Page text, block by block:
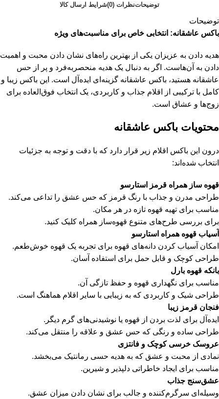
توضیحاتنظرات (0) شرایط ارسال کالا
توضیحات
باکس عاشقانه: انتخابی خاص برای مناسبت‌های ویژه
هدیه دادن به عزیزان یکی از بهترین راه‌های نشان دادن محبت و اهمیت
دادن به آن‌هاست. اگر به دنبال یک هدیه منحصربه‌فرد و پر از حس
عاشقانه هستید، باکس عاشقانه گزینه‌ای ایده‌آل است. این باکس زیبا و
کامل با ترکیبی از اقلام جذاب و کاربردی، یک انتخاب فوق‌العاده برای
زوج‌ها و عشاق است.
محتویات باکس عاشقانه
درون این باکس اقلام زیر قرار دارد که با دقت و توجه به جزئیات
انتخاب شده‌اند:
قهوه‌ ساز همراه قرمز استارسو
طراحی مدرن و جذاب با رنگ قرمز که حس عشق را تداعی می‌کند.
مناسب برای تهیه قهوه تازه در هر مکان.
برای بررسی طرح‌های متنوع قهوه‌ساز همراه کلیک کنید.
آسیاب قهوه همراه استارسو
امکان آسیاب کردن دانه‌های قهوه برای تجربه یک قهوه خوش‌طعم.
طراحی کوچک و قابل حمل برای استفاده آسان.
بانکه قهوه بارل
مناسب برای نگهداری قهوه و حفظ تازگی آن.
طراحی شیک و کاربردی که به زیبایی با سایر اقلام هماهنگ است.
فنجان قرمز زیبا
ایده‌آل برای لذت بردن از قهوه یا نوشیدنی‌های گرم دیگر.
طراحی ساده و رنگی که حس عشق و علاقه را منتقل می‌کند.
عروسک خرسی کوچک و فانتزی
نمادی از محبت و عشق که به هدیه حسی رمانتیک می‌بخشد.
مناسب برای ایجاد خاطراتی دلپذیر و شیرین.
عشق‌سنج جذاب
وسیله‌ای سرگرم‌کننده و جالب برای نشان دادن میزان عشق.